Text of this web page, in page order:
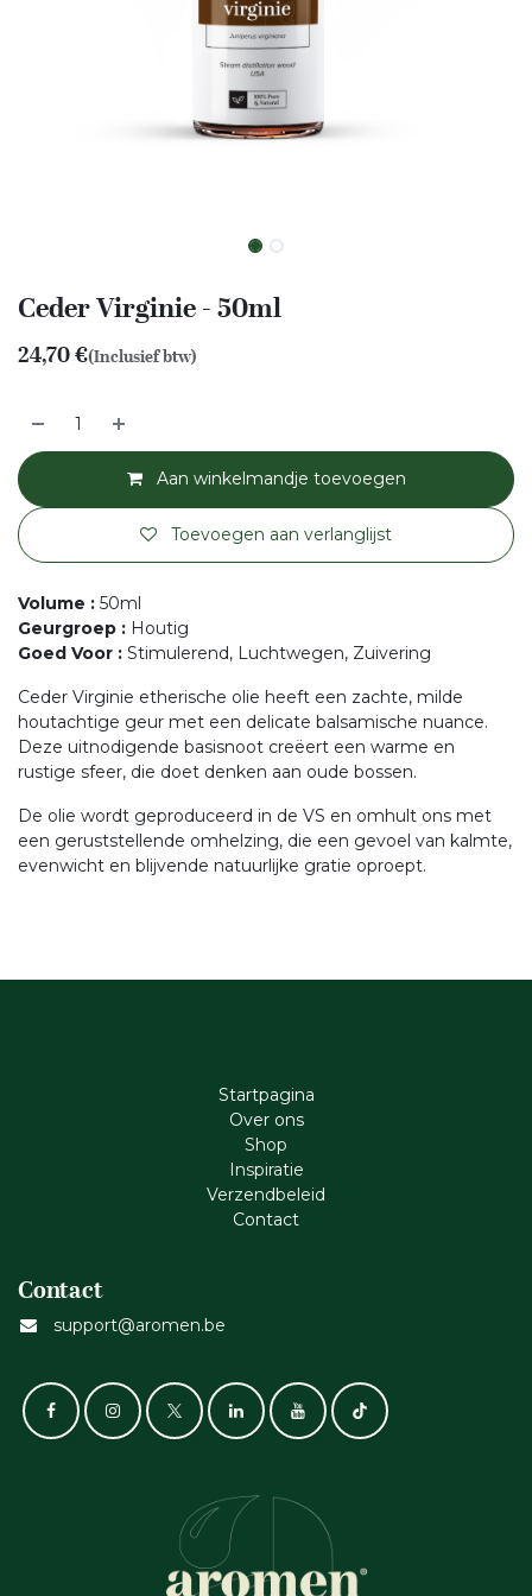
Ceder Virginie - 50ml
24,70€(Inclusief btw)
Aan winkelmandje toevoegen
Toevoegen aan verlanglijst
Volume : 50ml
Geurgroep : Houtig
Goed Voor : Stimulerend, Luchtwegen, Zuivering
Ceder Virginie etherische olie heeft een zachte, milde
houtachtige geur met een delicate balsamische nuance.
Deze uitnodigende basisnoot creëert een warme en
rustige sfeer, die doet denken aan oude bossen.
De olie wordt geproduceerd in de VS en omhult ons met
een geruststellende omhelzing, die een gevoel van kalmte,
evenwicht en blijvende natuurlijke gratie oproept.
Startpagina
Ove​r​ ons
Shop
Inspiratie
Verzendbeleid
Cont​act
Contact
support@aromen.be